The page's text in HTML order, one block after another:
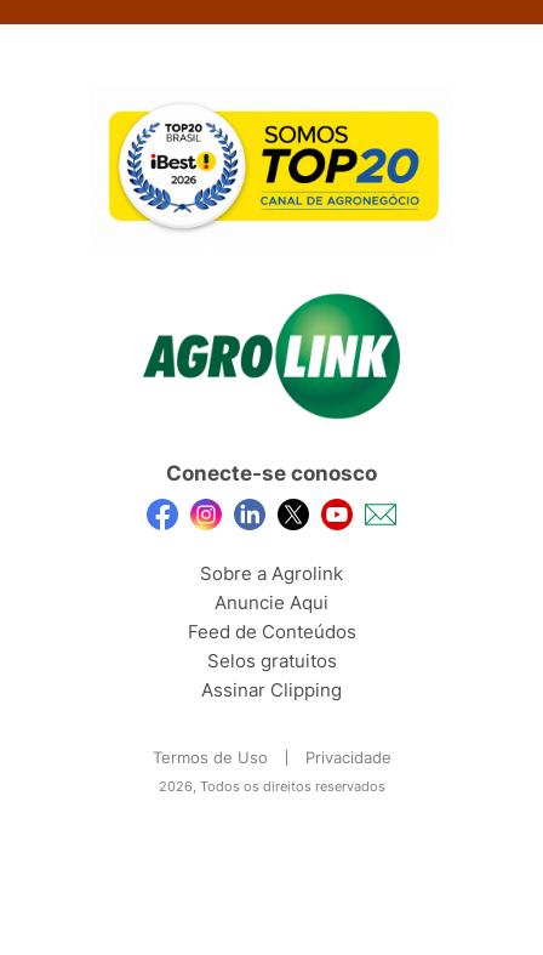
Conecte-se conosco
Sobre a Agrolink
Anuncie Aqui
Feed de Conteúdos
Selos gratuitos
Assinar Clipping
Termos de Uso Privacidade
2026, Todos os direitos reservados